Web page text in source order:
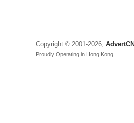
Copyright © 2001-2026, AdvertCN
Proudly Operating in Hong Kong.